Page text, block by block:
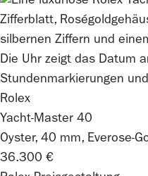
Rolex
Yacht-Master 40
Oyster, 40 mm, Everose-
36.300 €